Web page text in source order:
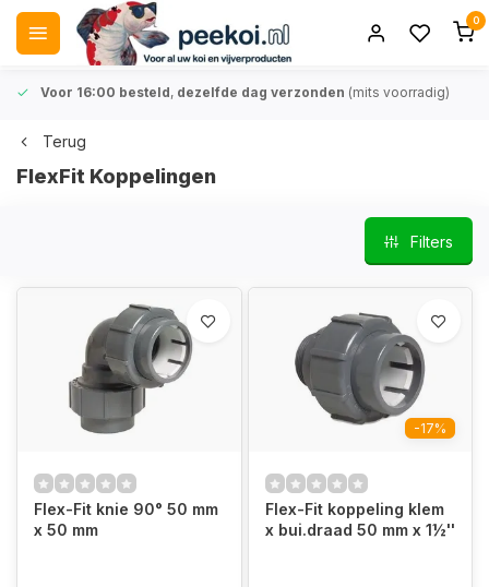
0
Voor 16:00 besteld, dezelfde dag verzonden (mits voorradig)
Terug
FlexFit Koppelingen
Filters
Flex-Fit knie 90° 50 mm
x 50 mm
-17%
Flex-Fit koppeling klem
x bui.draad 50 mm x 1½''